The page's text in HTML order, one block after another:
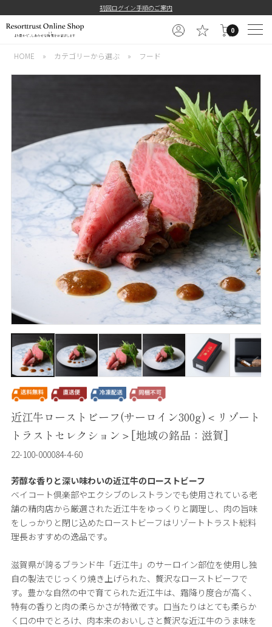
初回ログイン手順のご案内
0
HOME » カテゴリーから選ぶ » フード
近江牛ローストビーフ(サーロイン300g)＜リゾート
トラストセレクション＞[地域の銘品：滋賀]
22-100-000084-4-60
芳醇な香りと深い味わいの近江牛のローストビーフ
ベイコート倶楽部やエクシブのレストランでも使用されている老
舗の精肉店から厳選された近江牛をゆっくりと調理し、肉の旨味
をしっかりと閉じ込めたローストビーフはリゾートトラスト総料
理長おすすめの逸品です。
滋賀県が誇るブランド牛「近江牛」のサーロイン部位を使用し独
自の製法でじっくり焼き上げられた、贅沢なローストビーフで
す。豊かな自然の中で育てられた近江牛は、霜降り度合が高く、
特有の香りと肉の柔らかさが特徴です。口当たりはとても柔らか
く口の中でとろけ、肉本来のおいしさと贅沢な近江牛のうま味を